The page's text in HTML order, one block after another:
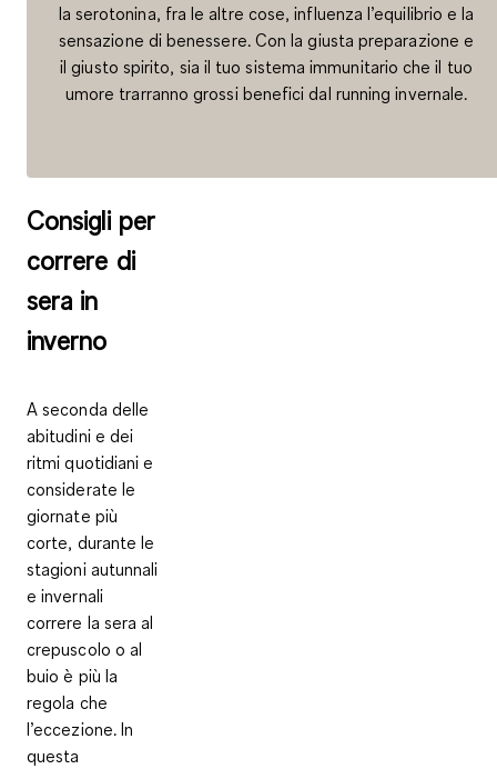
la serotonina, fra le altre cose, influenza l’equilibrio e la
sensazione di benessere. Con la giusta preparazione e
il giusto spirito, sia il tuo sistema immunitario che il tuo
umore trarranno grossi benefici dal running invernale.
Consigli per
correre di
sera in
inverno
A seconda delle
abitudini e dei
ritmi quotidiani e
considerate le
giornate più
corte, durante le
stagioni autunnali
e invernali
correre la sera al
crepuscolo o al
buio è più la
regola che
l’eccezione. In
questa